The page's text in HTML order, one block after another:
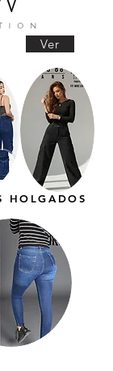
Ver
HOLGADOS